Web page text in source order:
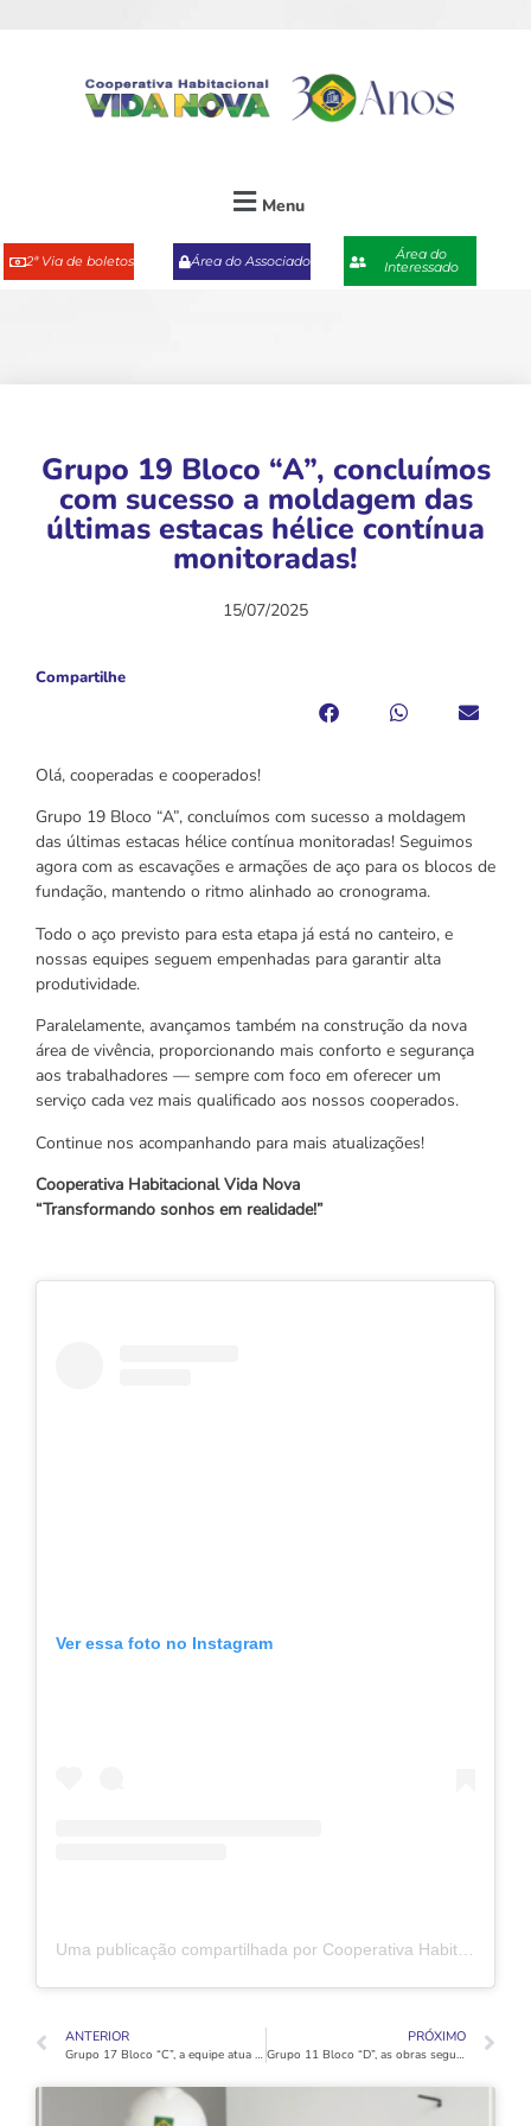
Menu
2ª Via de boletos Área do Associado Área do
Interessado
Grupo 19 Bloco “A”, concluímos
com sucesso a moldagem das
últimas estacas hélice contínua
monitoradas!
15/07/2025
Compartilhe
Olá, cooperadas e cooperados!
Grupo 19 Bloco “A”, concluímos com sucesso a moldagem
das últimas estacas hélice contínua monitoradas! Seguimos
agora com as escavações e armações de aço para os blocos de
fundação, mantendo o ritmo alinhado ao cronograma.
Todo o aço previsto para esta etapa já está no canteiro, e
nossas equipes seguem empenhadas para garantir alta
produtividade.
Paralelamente, avançamos também na construção da nova
área de vivência, proporcionando mais conforto e segurança
aos trabalhadores — sempre com foco em oferecer um
serviço cada vez mais qualificado aos nossos cooperados.
Continue nos acompanhando para mais atualizações!
Cooperativa Habitacional Vida Nova
“Transformando sonhos em realidade!”
Ver essa foto no Instagram
ANTERIOR
Grupo 17 Bloco “C”, a equipe atua simultaneamente nos acabamentos externos da fachada e nas etapas internas.
PRÓXIMO
Grupo 11 Bloco “D”, as obras seguem em ritmo avançado!